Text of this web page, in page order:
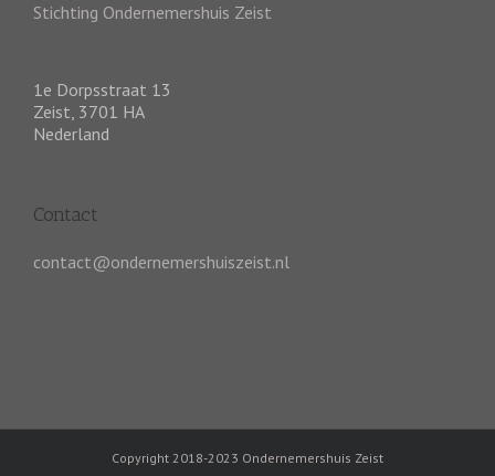
Stichting Ondernemershuis Zeist
1e Dorpsstraat 13
Zeist 3701 HA
Nederland
Contact
contact@ondernemershuiszeist.nl
Copyright 2018-2023 Ondernemershuis Zeist